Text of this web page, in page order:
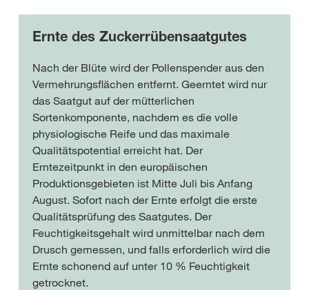
Ernte des Zuckerrübensaatgutes
Nach der Blüte wird der Pollenspender aus den
Vermehrungsflächen entfernt. Geerntet wird nur
das Saatgut auf der mütterlichen
Sortenkomponente, nachdem es die volle
physiologische Reife und das maximale
Qualitätspotential erreicht hat. Der
Erntezeitpunkt in den europäischen
Produktionsgebieten ist Mitte Juli bis Anfang
August. Sofort nach der Ernte erfolgt die erste
Qualitätsprüfung des Saatgutes. Der
Feuchtigkeitsgehalt wird unmittelbar nach dem
Drusch gemessen, und falls erforderlich wird die
Ernte schonend auf unter 10 % Feuchtigkeit
getrocknet.